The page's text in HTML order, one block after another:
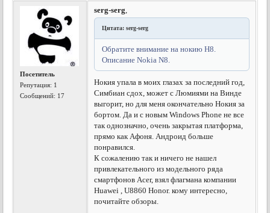
Посетитель
Репутация: 1
Сообщений: 17
serg-serg,
Цитата: serg-serg
Обратите внимание на нокию Н8.
Описание Nokia N8.
Нокия упала в моих глазах за последний год,
Симбиан сдох, может с Люмиями на Винде
выгорит, но для меня окончательно Нокия за
бортом. Да и с новым Windows Phone не все
так однозначно, очень закрытая платформа,
прямо как Афоня. Андроид больше
понравился.
К сожалению так и ничего не нашел
привлекательного из модельного ряда
смартфонов Acer, взял флагмана компании
Huawei , U8860 Honor. кому интересно,
почитайте обзоры.